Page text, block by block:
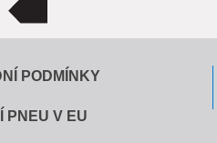
PODMÍNKY
PNEU V EU